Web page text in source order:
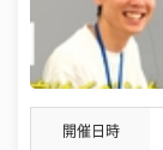
開催日時